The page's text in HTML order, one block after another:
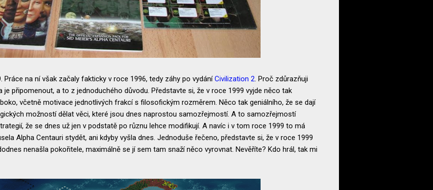
Práce na ní však začaly fakticky v roce 1996, tedy záhy po vydáníCivilization 2. Proč zdůrazňuji
připomenout, a to z jednoduchého důvodu. Představte si, že v roce 1999 vyjde něco tak
včetně motivace jednotlivých frakcí s filosofickým rozměrem. Něco tak geniálního, že se dají
možností dělat věci, které jsou dnes naprostou samozřejmostí. A to samozřejmostí
že se dnes už jen v podstatě po různu lehce modifikují. A navíc i v tom roce 1999 to má
Alpha Centauri stydět, ani kdyby vyšla dnes. Jednoduše řečeno, představte si, že v roce 1999
nenašla pokořitele, maximálně se jí sem tam snaží něco vyrovnat. Nevěříte? Kdo hrál, tak mi